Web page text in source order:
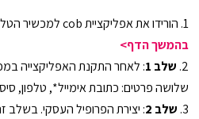
1. הורידו את אפליקציית cob למכשיר הטלפון שלכם.
בהמשך הדף>
2. שלב 1
: לאחר התקנת האפליקצייה
שלושה פרטים: כתובת אימייל*, טלפון,
3. שלב 2
: יצירת הפרופיל העסקי. בשלב